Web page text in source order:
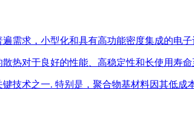
需求，小型化和具有高功能密度集成的电子
热对于良好的性能、高稳定性和长使用寿命
技术之一. 特别是，聚合物基材料因其低成